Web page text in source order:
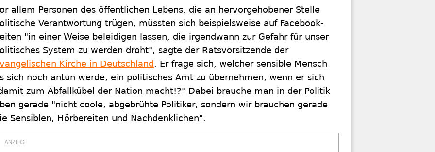
allem Personen des öffentlichen Lebens, die an hervorgehobener Stelle
Verantwortung trügen, müssten sich beispielsweise auf Facebook-
"in einer Weise beleidigen lassen, die irgendwann zur Gefahr für unser
System zu werden droht", sagte der Ratsvorsitzende der
Kirche in Deutschland. Er frage sich, welcher sensible Mensch
sich noch antun werde, ein politisches Amt zu übernehmen, wenn er sich
zum Abfallkübel der Nation macht!?" Dabei brauche man in der Politik
gerade "nicht coole, abgebrühte Politiker, sondern wir brauchen gerade
Sensiblen, Hörbereiten und Nachdenklichen".